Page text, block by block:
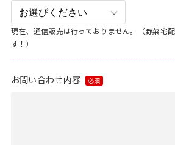
現在、通信販売は行っておりません。（野菜宅
す！）
お問い合わせ内容